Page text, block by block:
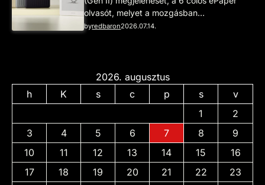
olvasót, melyet a mozgásban…
byredbaron2026.07.14.
2026. augusztus
h
K s c p s
v
1
2
3
4 5 6 7 8
9
10
11 12 13 14 15
16
17
18 19 20 21 22
23